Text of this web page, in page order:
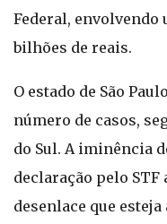
Federal, envolvendo
bilhões de reais.
O estado de São
número de casos,
do Sul. A iminência
declaração pelo
desenlace que